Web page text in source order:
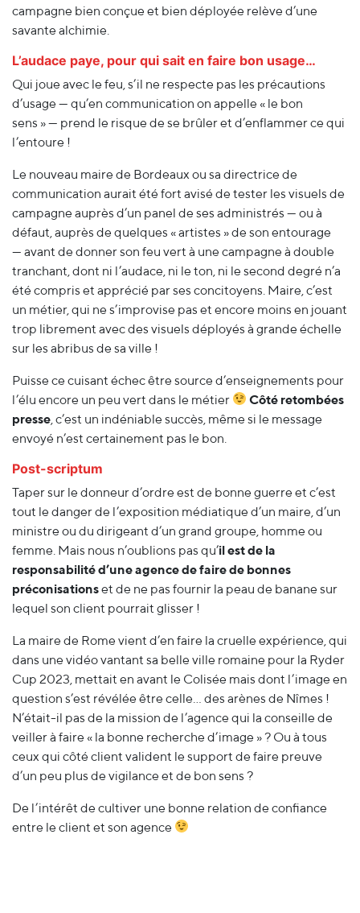
campagne bien conçue et bien déployée relève d’une
savante alchimie.
L’audace paye, pour qui sait en faire bon usage…
Qui joue avec le feu, s’il ne respecte pas les précautions
d’usage — qu’en communication on appelle « le bon
sens » — prend le risque de se brûler et d’enflammer ce qui
l’entoure !
Le nouveau maire de Bordeaux ou sa directrice de
communication aurait été fort avisé de tester les visuels de
campagne auprès d’un panel de ses administrés — ou à
défaut, auprès de quelques « artistes » de son entourage
— avant de donner son feu vert à une campagne à double
tranchant, dont ni l’audace, ni le ton, ni le second degré n’a
été compris et apprécié par ses concitoyens. Maire, c’est
un métier, qui ne s’improvise pas et encore moins en jouant
trop librement avec des visuels déployés à grande échelle
sur les abribus de sa ville !
Puisse ce cuisant échec être source d’enseignements pour
l’élu encore un peu vert dans le métier
Côté retombées
presse , c’est un indéniable succès, même si le message
envoyé n’est certainement pas le bon.
Post-scriptum
Taper sur le donneur d’ordre est de bonne guerre et c’est
tout le danger de l’exposition médiatique d’un maire, d’un
ministre ou du dirigeant d’un grand groupe, homme ou
femme. Mais nous n’oublions pas qu’il est de la
responsabilité d’une agence de faire de bonnes
préconisationset de ne pas fournir la peau de banane sur
lequel son client pourrait glisser !
La maire de Rome vient d’en faire la cruelle expérience, qui
dans une vidéo vantant sa belle ville romaine pour la Ryder
Cup 2023, mettait en avant le Colisée mais dont l’image en
question s’est révélée être celle… des arènes de Nîmes !
N’était-il pas de la mission de l’agence qui la conseille de
veiller à faire « la bonne recherche d’image » ? Ou à tous
ceux qui côté client valident le support de faire preuve
d’un peu plus de vigilance et de bon sens ?
De l’intérêt de cultiver une bonne relation de confiance
entre le client et son agence